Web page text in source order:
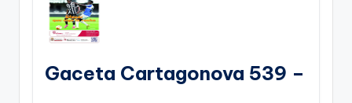
Gaceta Cartagonova 539 –